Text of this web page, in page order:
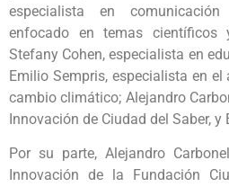
especialista en comunicación
enfocado en temas científicos
Stefany Cohen, especialista en
Emilio Sempris, especialista en
cambio climático; Alejandro
Innovación de Ciudad del Saber, y
Por su parte, Alejandro
Innovación de la Fundación